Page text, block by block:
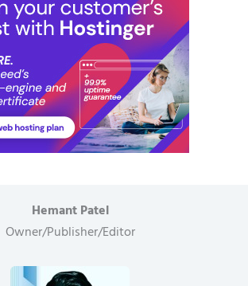
Hemant Patel
Owner/Publisher/Editor